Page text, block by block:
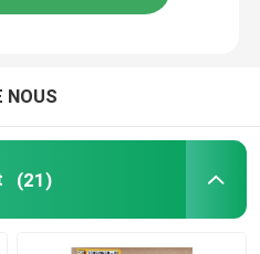
NOUS
(21)